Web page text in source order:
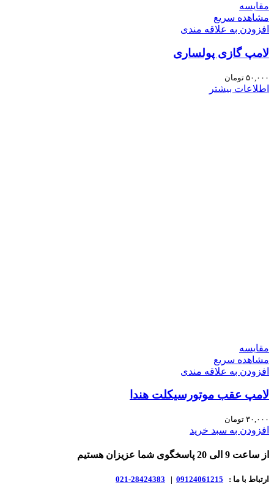
مقایسه
مشاهده سریع
افزودن به علاقه مندی
لامپ گازی پولساری
۵۰,۰۰۰ تومان
اطلاعات بیشتر
مقایسه
مشاهده سریع
افزودن به علاقه مندی
لامپ عقب موتورسیکلت هندا
۳۰,۰۰۰ تومان
افزودن به سبد خرید
از ساعت 9 الی 20 پاسخگوی شما عزیزان هستیم
ارتباط با ما : 09124061215
|
28424383-021